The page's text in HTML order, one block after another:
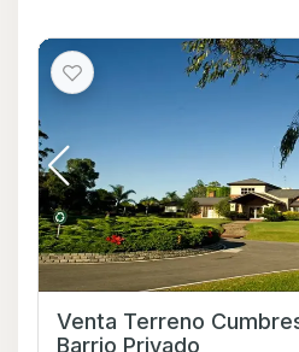
Venta Terreno
Barrio Privado